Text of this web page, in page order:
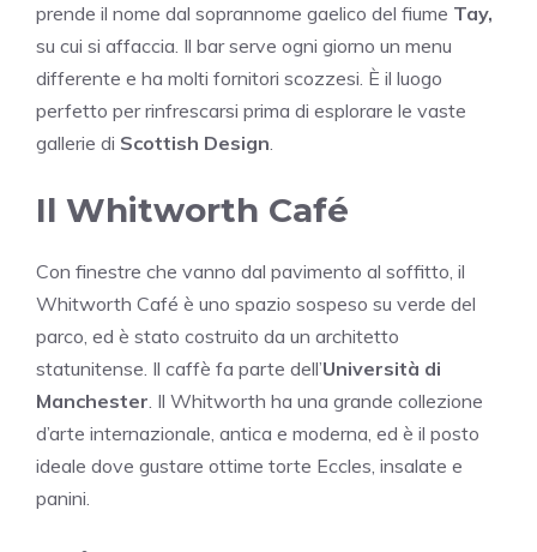
prende il nome dal soprannome gaelico del fiume Tay,
su cui si affaccia. Il bar serve ogni giorno un menu
differente e ha molti fornitori scozzesi. È il luogo
perfetto per rinfrescarsi prima di esplorare le vaste
gallerie di Scottish Design.
Il Whitworth Café
Con finestre che vanno dal pavimento al soffitto, il
Whitworth Café è uno spazio sospeso su verde del
parco, ed è stato costruito da un architetto
statunitense. Il caffè fa parte dell’Università di
Manchester. Il Whitworth ha una grande collezione
d’arte internazionale, antica e moderna, ed è il posto
ideale dove gustare ottime torte Eccles, insalate e
panini.